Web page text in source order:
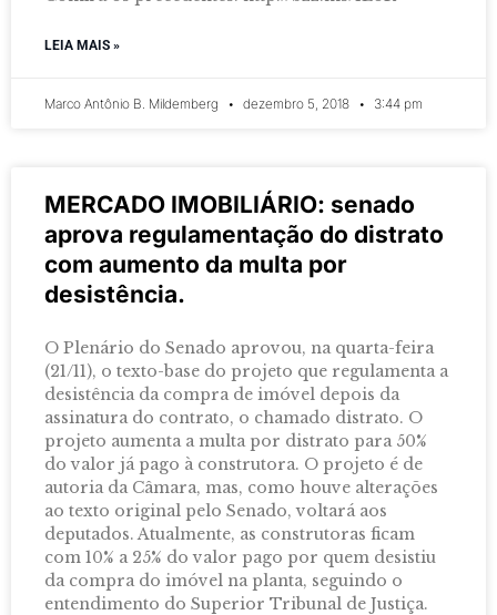
LEIA MAIS »
Marco Antônio B. Mildemberg dezembro 5, 2018 3:44 pm
MERCADO IMOBILIÁRIO: senado
aprova regulamentação do distrato
com aumento da multa por
desistência.
O Plenário do Senado aprovou, na quarta-feira
(21/11), o texto-base do projeto que regulamenta a
desistência da compra de imóvel depois da
assinatura do contrato, o chamado distrato. O
projeto aumenta a multa por distrato para 50%
do valor já pago à construtora. O projeto é de
autoria da Câmara, mas, como houve alterações
ao texto original pelo Senado, voltará aos
deputados. Atualmente, as construtoras ficam
com 10% a 25% do valor pago por quem desistiu
da compra do imóvel na planta, seguindo o
entendimento do Superior Tribunal de Justiça.